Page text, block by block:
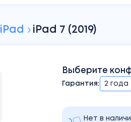
iPad iPad 7 (2019)
Выберите
Гарантия: 2 года
Нет в